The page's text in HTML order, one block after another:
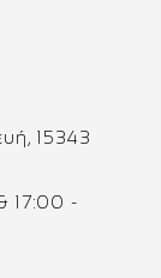
15343
17:00 -